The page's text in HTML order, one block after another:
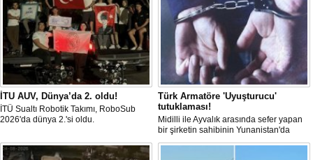
İTU AUV, Dünya’da 2. oldu!
İTÜ Sualtı Robotik Takımı, RoboSub
2026'da dünya 2.'si oldu.
Türk Armatöre 'Uyuşturucu'
tutuklaması!
Midilli ile Ayvalık arasında sefer yapan
bir şirketin sahibinin Yunanistan'da
tutuklandığı bildirildi.